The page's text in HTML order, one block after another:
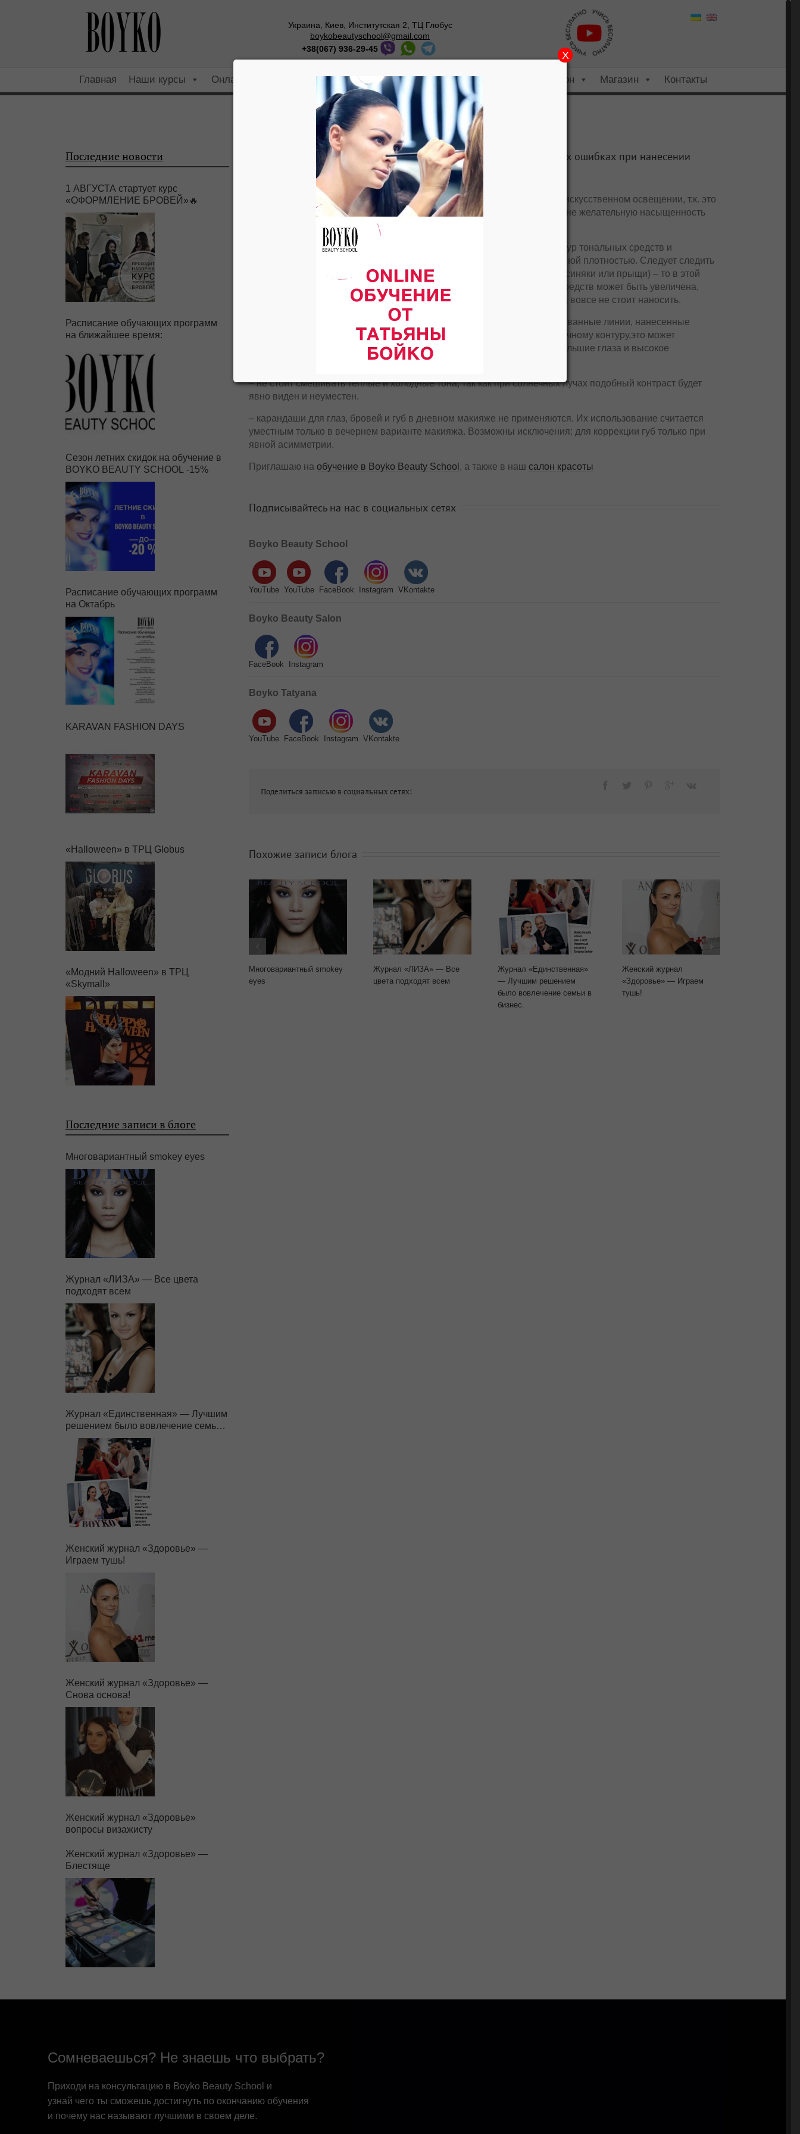
Украина, Киев, Институтская 2, ТЦ Глобус
boykobeautyschool@gmail.com
+38(067) 936-29-45
Главная Наши курсы Онлайн Мастер-классы О школе Галерея Салон Магазин Контакты
5 основных ошибок при нанесении дневного макияжа.
Татьяна Бойко об основных ошибках при нанесении
дневного макияжа
– выполнение макияжа при искусственном освещении, т.к. это
даст плотность нанесения и не желательную насыщенность
– применение плотных текстур тональных средств и
нанесение их сплошной единой плотностью. Следует следить
за тем, если есть проблема (синяки или прыщи) – то в этой
зоне плотность тональных средств может быть увеличена,
если проблем нет – средства вовсе не стоит наносить.
– при маленьком подвижном веке не стоит применять четкие и растушеванные линии, нанесенные
подводкой, карандашом или аквагримом. Направив цвет ближе к ресничному контуру,это может
уменьшить глаза. Исключением к применению этой схемы являются большие глаза и высокое
– не стоит смешивать теплые и холодные тона, так как при солнечных лучах подобный контраст будет
явно виден и неуместен.
– карандаши для глаз, бровей и губ в дневном макияже не применяются. Их использование считается
уместным только в вечернем варианте макияжа. Возможны исключения: для коррекции губ только при
явной асимметрии.
Приглашаю на обучение в Boyko Beauty School , а также в наш салон красоты
Подписывайтесь на нас в социальных сетях
Boyko Beauty School
YouTube YouTube FaceBook Instagram VKontakte
Boyko Beauty Salon
FaceBook Instagram
Boyko Tatyana
YouTube FaceBook Instagram VKontakte
Поделиться записью в социальных сетях!
Похожие записи блога
Многовариантный smokey
eyes
Журнал «ЛИЗА» — Все
цвета подходят всем
Журнал «Единственная»
— Лучшим решением
было вовлечение семьи в
бизнес.
Женский журнал
«Здоровье» — Играем
тушь!
Последние новости
1 АВГУСТА стартует курс
«ОФОРМЛЕНИЕ БРОВЕЙ»🔥
Расписание обучающих программ
на ближайшее время:
Сезон летних скидок на обучение в
BOYKO BEAUTY SCHOOL -15%
Расписание обучающих программ
на Октабрь
KARAVAN FASHION DAYS
«Halloween» в ТРЦ Globus
«Модний Halloween» в ТРЦ
«Skymall»
Последние записи в блоге
Многовариантный smokey eyes
Журнал «ЛИЗА» — Все цвета
подходят всем
Журнал «Единственная» — Лучшим
решением было вовлечение семьи в
бизнес.
Женский журнал «Здоровье» —
Играем тушь!
Женский журнал «Здоровье» —
Снова основа!
Женский журнал «Здоровье»
вопросы визажисту
Женский журнал «Здоровье» —
Блестяще
Сомневаешься? Не знаешь что выбрать?
Приходи на консультацию в Boyko Beauty School и
узнай чего ты сможешь достигнуть по окончанию обучения
и почему нас называют лучшими в своем деле.
X